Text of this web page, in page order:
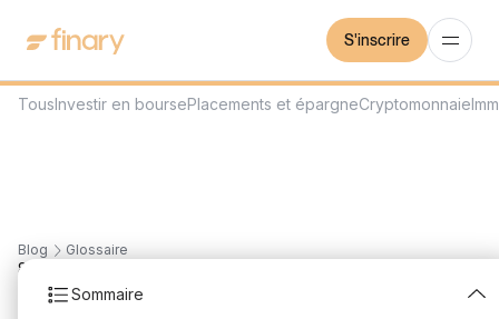
S'inscrire
Blog Glossaire
Sommaire
8
TousInvestir en boursePlacements et épargneCryptomonnaie